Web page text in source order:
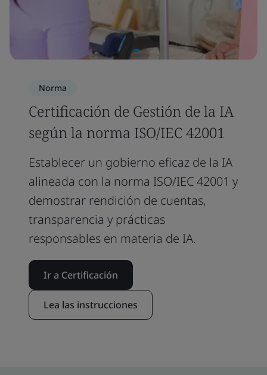
Norma
Certificación de Gestión de la IA
según la norma ISO/IEC 42001
Establecer un gobierno eficaz de la IA
alineada con la norma ISO/IEC 42001 y
demostrar rendición de cuentas,
transparencia y prácticas
responsables en materia de IA.
Ir a Certificación
Lea las instrucciones